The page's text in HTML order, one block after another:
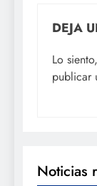
DEJA
Lo
publicar
Noticias